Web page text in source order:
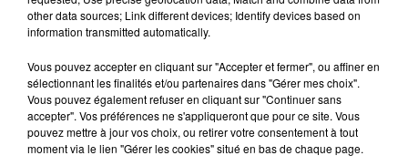
other data sources; Link different devices; Identify devices based on
information transmitted automatically.
Vous pouvez accepter en cliquant sur "Accepter et fermer", ou affiner en
sélectionnant les finalités et/ou partenaires dans "Gérer mes choix".
Vous pouvez également refuser en cliquant sur "Continuer sans
accepter". Vos préférences ne s'appliqueront que pour ce site. Vous
pouvez mettre à jour vos choix, ou retirer votre consentement à tout
moment via le lien "Gérer les cookies" situé en bas de chaque page.